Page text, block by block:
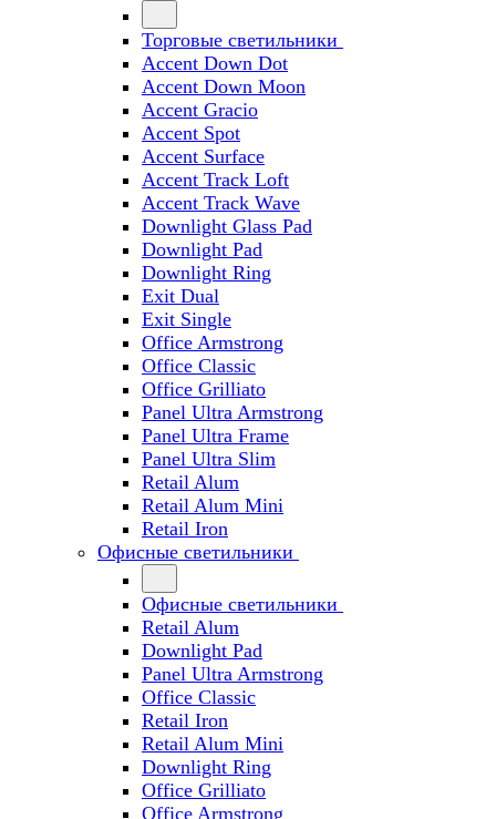
Торговые светильники
Accent Down Dot
Accent Down Moon
Accent Gracio
Accent Spot
Accent Surface
Accent Track Loft
Accent Track Wave
Downlight Glass Pad
Downlight Pad
Downlight Ring
Exit Dual
Exit Single
Office Armstrong
Office Classic
Office Grilliato
Panel Ultra Armstrong
Panel Ultra Frame
Panel Ultra Slim
Retail Alum
Retail Alum Mini
Retail Iron
Офисные светильники
Офисные светильники
Retail Alum
Downlight Pad
Panel Ultra Armstrong
Office Classic
Retail Iron
Retail Alum Mini
Downlight Ring
Office Grilliato
Office Armstrong